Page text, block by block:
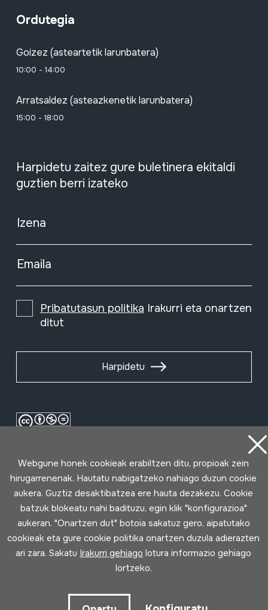
Ordutegia
Goizez (asteartetik larunbatera)
10:00 - 14:00
Arratsaldez (asteazkenetik larunbatera)
15:00 - 18:00
Harpidetu zaitez gure buletinera ekitaldi
guztien berri izateko
Izena
Emaila
Pribatutasun politika Irakurri eta onartzen
ditut
Harpidetu
Erabilpen baldintzak Pribatutasun politika Cookie politika
Loturak garatua
Webgune honek cookieak erabiltzen ditu, propioak zein
hirugarrenenak. Hautatu nabigatzeko nahiago duzun cookie
aukera. Guztiz desaktibatzea ere hauta dezakezu. Cookie
batzuk blokeatu nahi badituzu, egin klik "konfigurazioa"
aukeran. "Onartzen dut" botoia sakatuz gero, aipatutako
cookieak eta gure cookie politika onartzen duzula adierazten
ari zara. Sakatu Irakurri gehiago lotura informazio gehiago
lortzeko.